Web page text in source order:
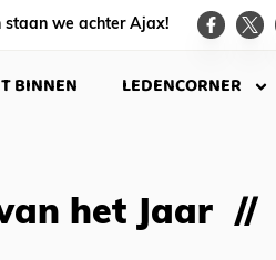
staan we achter Ajax!
BINNEN LEDENCORNER
het Jaar